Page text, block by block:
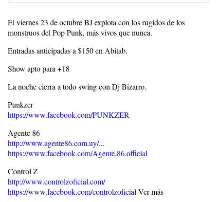
El viernes 23 de octubre BJ explota con los rugidos de los
monstruos del Pop Punk, más vivos que nunca.
Entradas anticipadas a $150 en Abitab.
Show apto para +18
La noche cierra a todo swing con Dj Bizarro.
Punkzer
https://www.facebook.com/PUNKZER
Agente 86
http://www.agente86.com.uy/...
https://www.facebook.com/Agente.86.official
Control Z
http://www.controlzoficial.com/
https://www.facebook.com/controlzoficial Ver más